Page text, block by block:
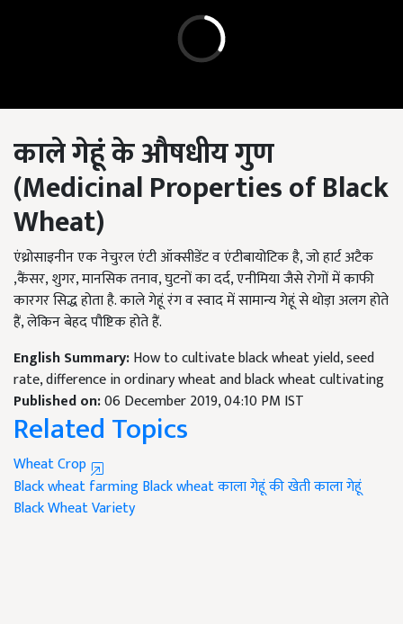
काले गेहूं के औषधीय गुण
(Medicinal Properties of Black
Wheat)
एंथ्रोसाइनीन एक नेचुरल एंटी ऑक्सीडेंट व एंटीबायोटिक है, जो हार्ट अटैक
,कैंसर, शुगर, मानसिक तनाव, घुटनों का दर्द, एनीमिया जैसे रोगों में काफी
कारगर सिद्ध होता है. काले गेहूं रंग व स्वाद में सामान्य गेहूं से थोड़ा अलग होते
हैं, लेकिन बेहद पौष्टिक होते हैं.
English Summary:How to cultivate black wheat yield, seed
rate, difference in ordinary wheat and black wheat cultivating
Published on:06 December 2019, 04:10 PM IST
Related Topics
Wheat Crop
Black wheat farmingBlack wheatकाला गेहूं की खेतीकाला गेहूं
Black Wheat Variety